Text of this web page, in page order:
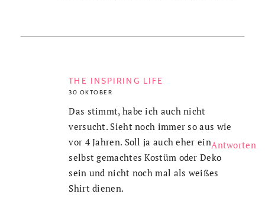
THE INSPIRING LIFE
30 OKTOBER
Das stimmt, habe ich auch nicht
versucht. Sieht noch immer so aus wie
vor 4 Jahren. Soll ja auch eher ein
selbst gemachtes Kostüm oder Deko
sein und nicht noch mal als weißes
Shirt dienen.
Antworten